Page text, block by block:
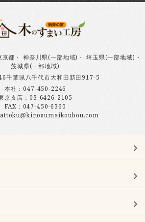
京都 ・ 神奈川県(一部地域) ・ 埼玉県(一部地域) ・
茨城県(一部地域)
千葉県八千代市大和田新田917-5
本社：047-450-2246
京支店：03-6426-2105
FAX：047-450-6360